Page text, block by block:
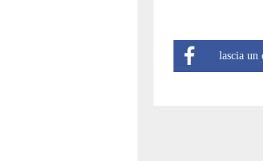
lascia un